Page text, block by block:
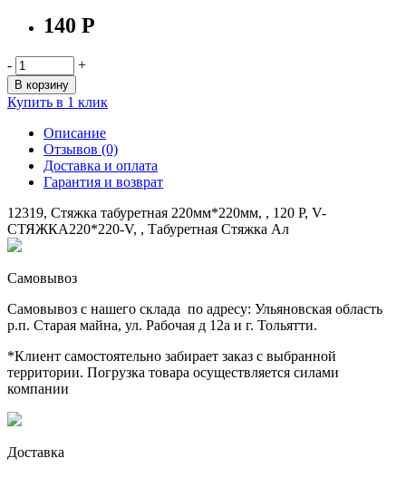
140 Р
- +
В корзину
Купить в 1 клик
Описание
Отзывов (0)
Доставка и оплата
Гарантия и возврат
12319, Стяжка табуретная 220мм*220мм, , 120 Р, V-
СТЯЖКА220*220-V, , Табуретная Стяжка Ал
Самовывоз
Самовывоз с нашего склада по адресу: Ульяновская область
р.п. Старая майна, ул. Рабочая д 12а и г. Тольятти.
*Клиент самостоятельно забирает заказ с выбранной
территории. Погрузка товара осуществляется силами
компании
Доставка